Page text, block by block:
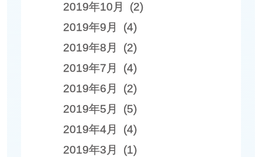
2019年10月 (2)
2019年9月 (4)
2019年8月 (2)
2019年7月 (4)
2019年6月 (2)
2019年5月 (5)
2019年4月 (4)
2019年3月 (1)